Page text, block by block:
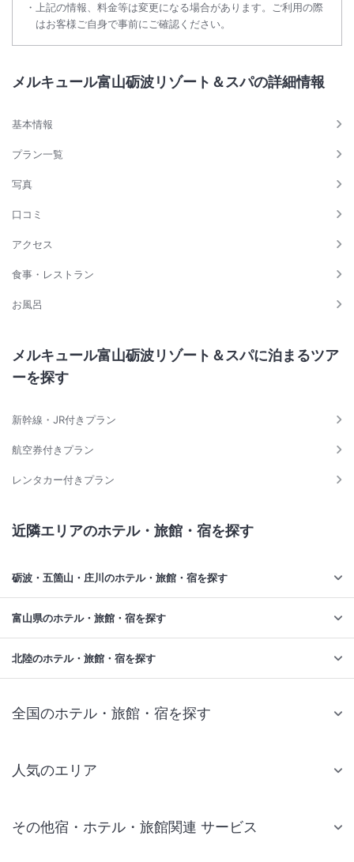
上記の情報、料金等は変更になる場合があります。ご利用の際
はお客様ご自身で事前にご確認ください。
メルキュール富山砺波リゾート＆スパの詳細情報
基本情報
プラン一覧
写真
口コミ
アクセス
食事・レストラン
お風呂
メルキュール富山砺波リゾート＆スパに泊まるツア
ーを探す
新幹線・JR付きプラン
航空券付きプラン
レンタカー付きプラン
近隣エリアのホテル・旅館・宿を探す
砺波・五箇山・庄川のホテル・旅館・宿を探す
富山県のホテル・旅館・宿を探す
北陸のホテル・旅館・宿を探す
全国のホテル・旅館・宿を探す
人気のエリア
仙台 ホテル
その他宿・ホテル・旅館関連 サービス